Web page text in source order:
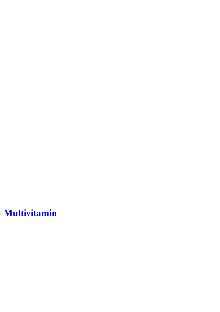
Multivitamin